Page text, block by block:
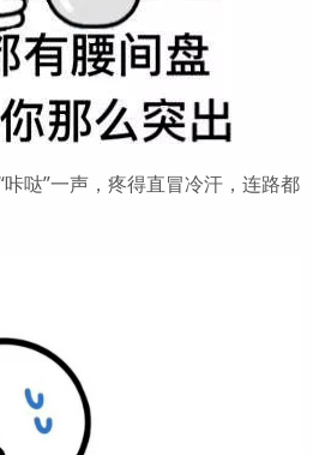
哒”一声，疼得直冒冷汗，连路都